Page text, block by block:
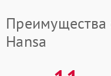
Преимущества
Hansa